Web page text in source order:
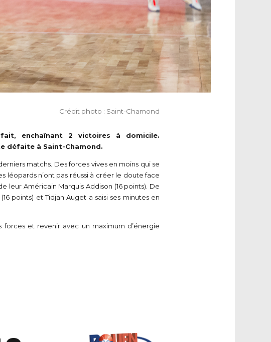
Crédit photo : Saint-Chamond
enchaînant 2 victoires à domicile.
défaite à Saint-Chamond.
matchs. Des forces vives en moins qui se
léopards n’ont pas réussi à créer le doute face
leur Américain Marquis Addison (16 points). De
points) et Tidjan Auget a saisi ses minutes en
et revenir avec un maximum d’énergie
0
1
2
3
4
5
6